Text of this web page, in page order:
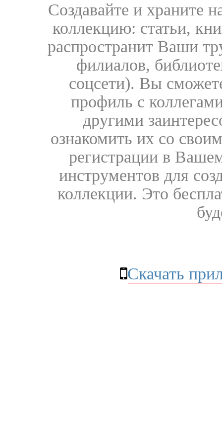
Создавайте и храните
коллекцию: статьи,
распространит Ваши
филиалов,
соцсети). Вы
профиль с
другими
ознакомить их со
регистрации в
инструментов для
коллекции. Это
Скачать